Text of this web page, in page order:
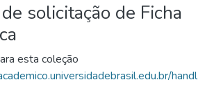
solicitação de Ficha
esta coleção
handl